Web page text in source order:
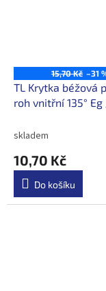
15,70 Kč –31
TL Krytka béžová
roh vnitřní 135° Eg
skladem
10,70 Kč
Do košíku